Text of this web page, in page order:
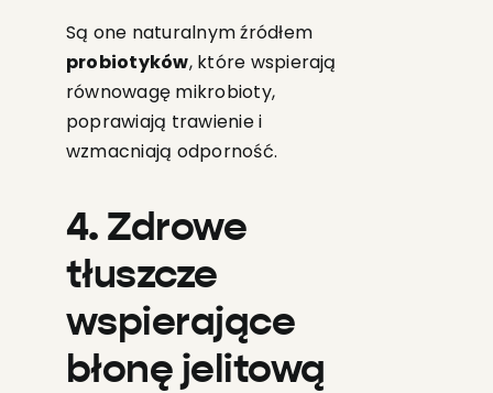
Są one naturalnym źródłem
probiotyków, które wspierają
równowagę mikrobioty,
poprawiają trawienie i
wzmacniają odporność.
4. Zdrowe
tłuszcze
wspierające
błonę jelitową